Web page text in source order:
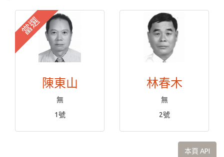
當選
陳東山
無
1號
林春木
無
2號
本頁 API